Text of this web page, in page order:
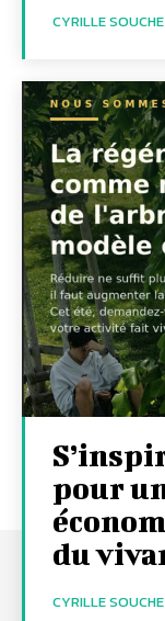
CYRILLE SOUCHE
pour
du
CYRILLE SOUCHE